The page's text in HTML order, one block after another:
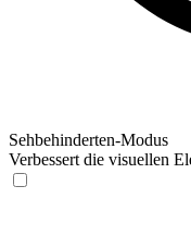
Sehbehinderten-Modus
Verbessert die visuellen